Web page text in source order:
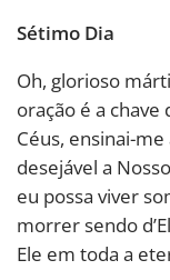
Sétimo Dia
Oh, glorioso
oração é a
Céus, ensinai-
desejável a
eu possa viver
morrer sendo
Ele em toda a